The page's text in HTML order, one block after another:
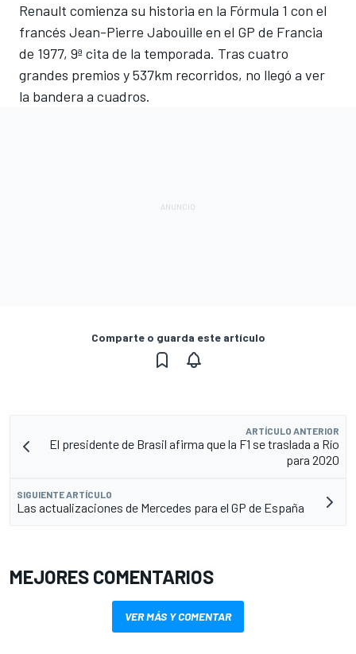
Renault comienza su historia en la Fórmula 1 con el
francés Jean-Pierre Jabouille en el GP de Francia
de 1977, 9ª cita de la temporada. Tras cuatro
grandes premios y 537km recorridos, no llegó a ver
la bandera a cuadros.
Comparte o guarda este artículo
ARTÍCULO ANTERIOR
El presidente de Brasil afirma que la F1 se traslada a Río
para 2020
SIGUIENTE ARTÍCULO
Las actualizaciones de Mercedes para el GP de España
MEJORES COMENTARIOS
VER MÁS Y COMENTAR